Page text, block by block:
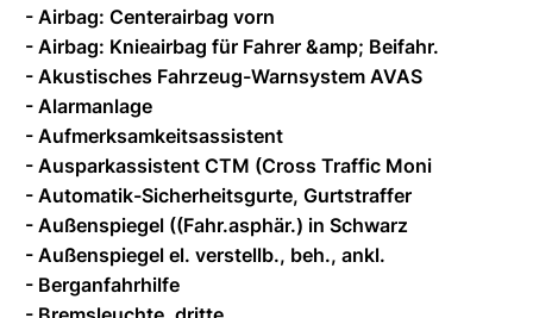
- Airbag: Centerairbag vorn
- Airbag: Knieairbag für Fahrer &amp; Beifahr.
- Akustisches Fahrzeug-Warnsystem AVAS
- Alarmanlage
- Aufmerksamkeitsassistent
- Ausparkassistent CTM (Cross Traffic Moni
- Automatik-Sicherheitsgurte, Gurtstraffer
- Außenspiegel ((Fahr.asphär.) in Schwarz
- Außenspiegel el. verstellb., beh., ankl.
- Berganfahrhilfe